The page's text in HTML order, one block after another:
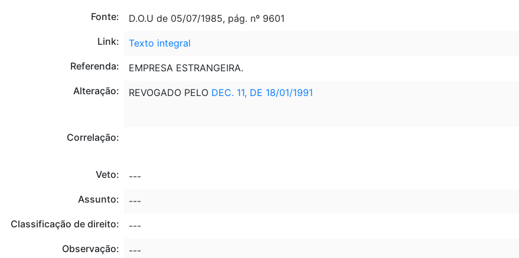
Fonte:
D.O.U de 05/07/1985, pág. nº 9601
Link:
Texto integral
Referenda:
EMPRESA ESTRANGEIRA.
Alteração:
REVOGADO PELO DEC. 11, DE 18/01/1991
Correlação:
Veto:
---
Assunto:
---
Classificação de direito:
---
Observação:
---